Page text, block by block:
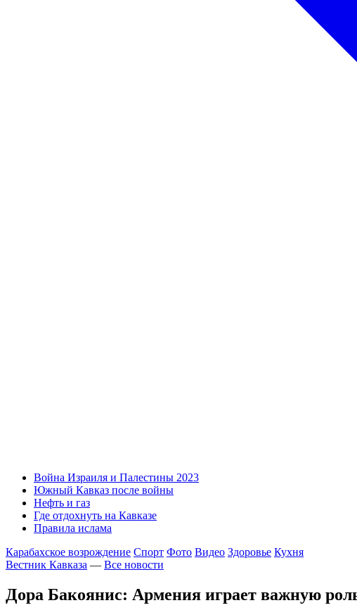
Война Израиля и Палестины 2023
Южный Кавказ после войны
Нефть и газ
Где отдохнуть на Кавказе
Правила ислама
Карабахское возрождение Спорт Фото Видео Здоровье Кухня
Вестник Кавказа — Все новости
Дора Бакоянис: Армения играет важную